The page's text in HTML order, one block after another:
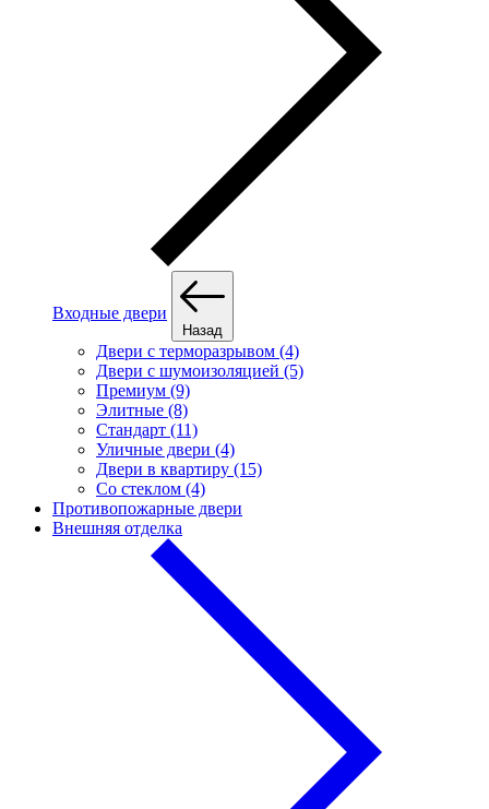
Входные двери
Назад
Двери с терморазрывом (4)
Двери с шумоизоляцией (5)
Премиум (9)
Элитные (8)
Стандарт (11)
Уличные двери (4)
Двери в квартиру (15)
Cо стеклом (4)
Противопожарные двери
Внешняя отделка